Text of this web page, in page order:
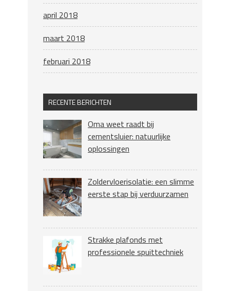
april 2018
maart 2018
februari 2018
RECENTE BERICHTEN
Oma weet raadt bij
cementsluier: natuurlijke
oplossingen
Zoldervloerisolatie: een slimme
eerste stap bij verduurzamen
Strakke plafonds met
professionele spuittechniek